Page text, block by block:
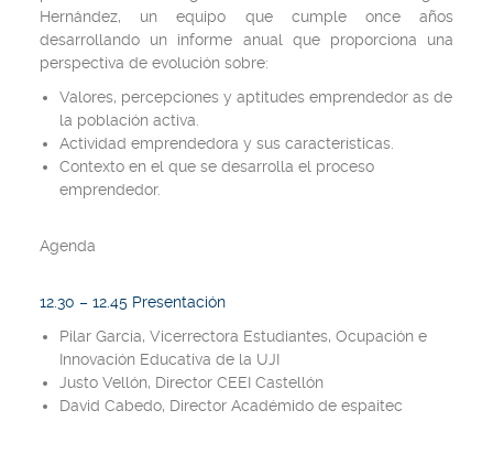
Hernández, un equipo que cumple once años
desarrollando un informe anual que proporciona una
perspectiva de evolución sobre:
Valores, percepciones y aptitudes emprendedor as de
la población activa.
Actividad emprendedora y sus características.
Contexto en el que se desarrolla el proceso
emprendedor.
Agenda
12.30 – 12.45 Presentación
Pilar García, Vicerrectora Estudiantes, Ocupación e
Innovación Educativa de la UJI
Justo Vellón, Director CEEI Castellón
David Cabedo, Director Académido de espaitec